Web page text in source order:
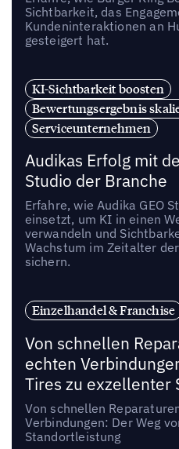
Sichtbarkeit, das
Kundeninteraktionen an
gesteigert hat.
KI-Sichtbarkeit boosten
Bewertungsergebnis
Serviceunternehmen
Audikas Erfolg mit
Studio der Branche
Erfahre, wie Audika GEO
einsetzt, um KI in einen
verwandeln und
Wachstum im Zeitalter
sichern.
Einzelhandel & Franchise
Von schnellen
echten
Tires zu exzellenter
Von schnellen
Verbindungen: Der Weg
Standortleistung